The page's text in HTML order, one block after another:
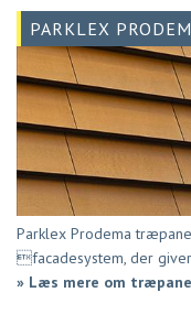
PARKLEX
Parklex Prodema
facadesystem, der
» Læs mere om